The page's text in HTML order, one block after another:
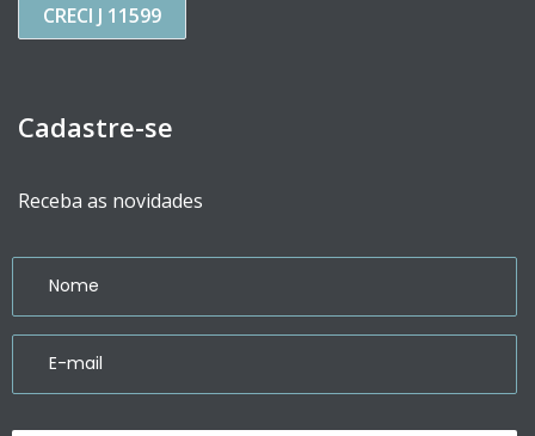
CRECI J 11599
Cadastre-se
Receba as novidades